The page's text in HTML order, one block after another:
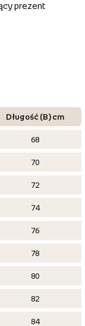
prezent
Długość (B) cm
68
70
72
74
76
78
80
82
84